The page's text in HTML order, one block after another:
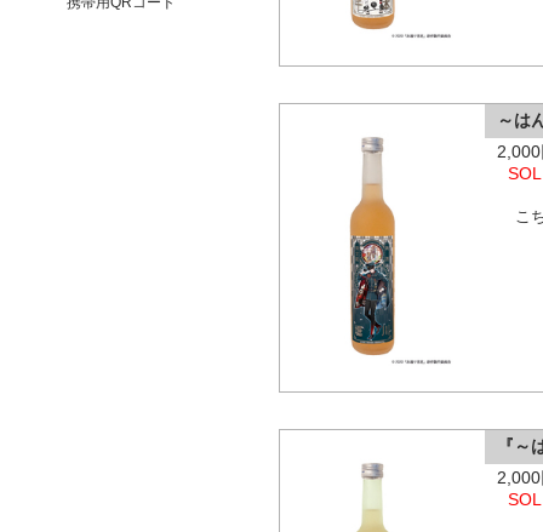
～は
こ
『